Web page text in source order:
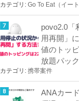
カテゴリ: Go To Eat（イート
povo2.0「
用再開」
値のトッ
放題パック
カテゴリ: 携帯案件
ANAカー